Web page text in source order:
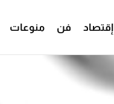
إقتصاد فن منوعات